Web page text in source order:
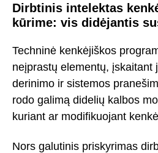
Dirbtinis intelektas
kūrime: vis didėjantis
Techninė kenkėjiškos
neįprastų elementų, įskaitant
derinimo ir sistemos
rodo galimą didelių kalbos
kuriant ar modifikuojant
Nors galutinis priskyrimas